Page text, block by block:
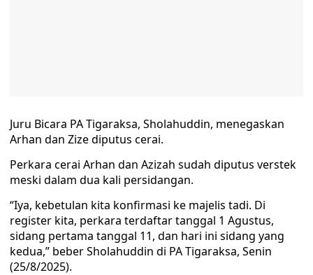
Juru Bicara PA Tigaraksa, Sholahuddin, menegaskan
Arhan dan Zize diputus cerai.
Perkara cerai Arhan dan Azizah sudah diputus verstek
meski dalam dua kali persidangan.
“Iya, kebetulan kita konfirmasi ke majelis tadi. Di
register kita, perkara terdaftar tanggal 1 Agustus,
sidang pertama tanggal 11, dan hari ini sidang yang
kedua,” beber Sholahuddin di PA Tigaraksa, Senin
(25/8/2025).